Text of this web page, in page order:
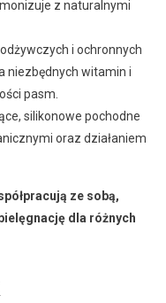
z naturalnymi
i ochronnych
niezbędnych witamin i
pasm.
silikonowe pochodne
oraz działaniem
ze sobą,
dla różnych